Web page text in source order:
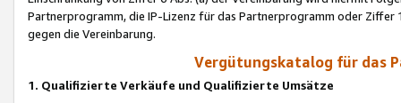
Partnerprogramm, die IP-Lizenz für das Partnerprogramm oder
gegen die Vereinbarung.
Vergütungskatalog für das
1. Qualifizierte Verkäufe und Qualifizierte Umsätze